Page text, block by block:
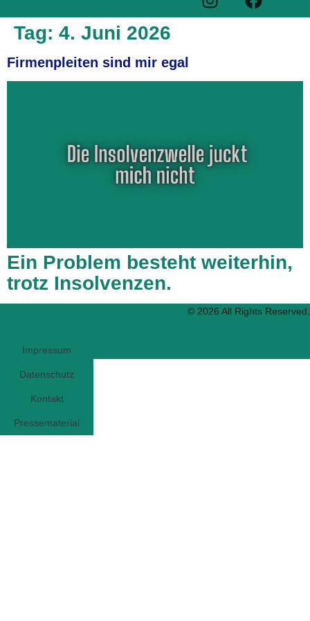
Tag: 4. Juni 2026
Firmenpleiten sind mir egal
Ein Problem besteht weiterhin,
trotz Insolvenzen.
© 2026 All Rights Reserved.
Impressum
Datenschutz
Kontakt
Pressematerial